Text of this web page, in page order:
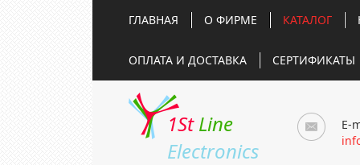
ГЛАВНАЯ О ФИРМЕ КАТАЛОГ
ОПЛАТА И ДОСТАВКА СЕРТИФИКАТЫ
1St Line
Electronics
E-